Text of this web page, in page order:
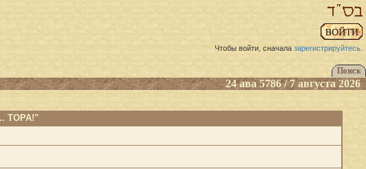
Чтобы войти, сначала зарегистрируйтесь.
24 ава 5786 / 7 августа 2026
ТОРА!"